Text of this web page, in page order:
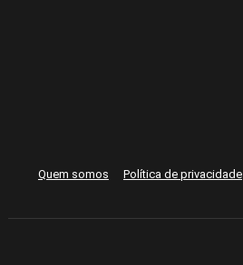
Quem somos Política de privacidade